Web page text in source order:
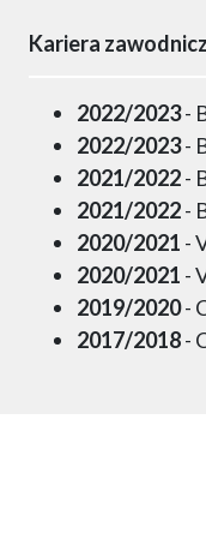
Kariera
2022/2023-
2022/2023-
2021/2022-
2021/2022-
2020/2021 -
2020/2021 -
2019/2020-
2017/2018-